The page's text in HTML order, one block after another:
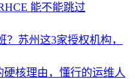
能不能跳过
苏州这3家授权机构，
硬核理由，懂行的运维人